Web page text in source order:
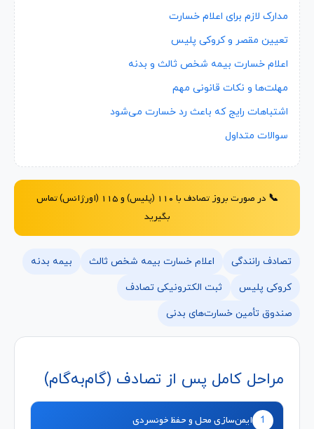
مدارک لازم برای اعلام خسارت
تعیین مقصر و کروکی پلیس
اعلام خسارت بیمه شخص ثالث و بدنه
مهلت‌ها و نکات قانونی مهم
اشتباهات رایج که باعث رد خسارت می‌شود
سوالات متداول
📞 در صورت بروز تصادف با ۱۱۰ (پلیس) و ۱۱۵ (اورژانس) تماس
بگیرید
تصادف رانندگی اعلام خسارت بیمه شخص ثالث
بیمه بدنه
کروکی پلیس
ثبت الکترونیکی تصادف
صندوق تأمین خسارت‌های بدنی
مراحل کامل پس از تصادف (گام‌به‌گام)
1 ایمن‌سازی محل و حفظ خونسردی